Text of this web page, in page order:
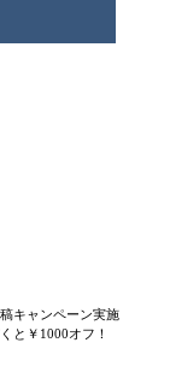
キャンペーン実施
と￥1000オフ！